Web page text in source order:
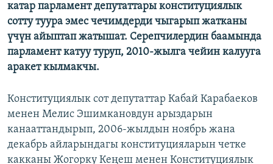
катар парламент депутаттары конституциялык
сотту туура эмес чечимдерди чыгарып жатканы
үчүн айыптап жатышат. Серепчилердин баамында
парламент катуу туруп, 2010-жылга чейин калууга
аракет кылмакчы.
Конституциялык сот депутаттар Кабай Карабаеков
менен Мелис Эшимкановдун арыздарын
канааттандырып, 2006-жылдын ноябрь жана
декабрь айларындагы конституцияларын четке
какканы Жогорку Кеңеш менен Конституциялык